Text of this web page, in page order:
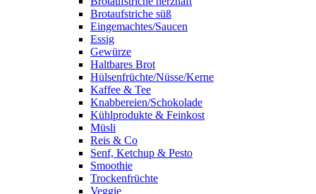
Brotaufstriche süß
Eingemachtes/Saucen
Essig
Gewürze
Haltbares Brot
Hülsenfrüchte/Nüsse/Kerne
Kaffee & Tee
Knabbereien/Schokolade
Kühlprodukte & Feinkost
Müsli
Reis & Co
Senf, Ketchup & Pesto
Smoothie
Trockenfrüchte
Veggie